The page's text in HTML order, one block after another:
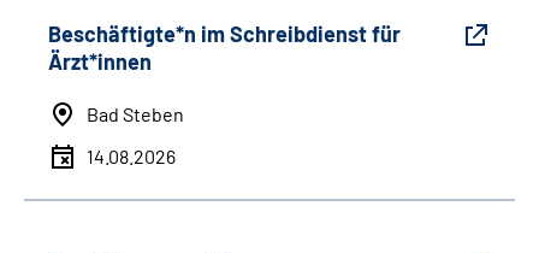
Beschäftigte*n im Schreibdienst für
Ärzt*innen
Bad Steben
14.08.2026